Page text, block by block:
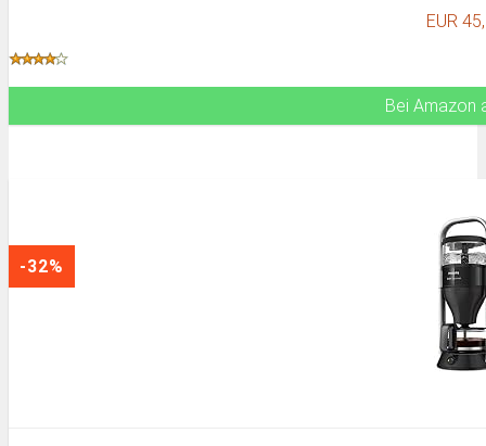
Lieferumfang: 1 Melitta Optimer Timer 100801, Filterkaffeemaschine
EUR
Bei Amazon
-32%